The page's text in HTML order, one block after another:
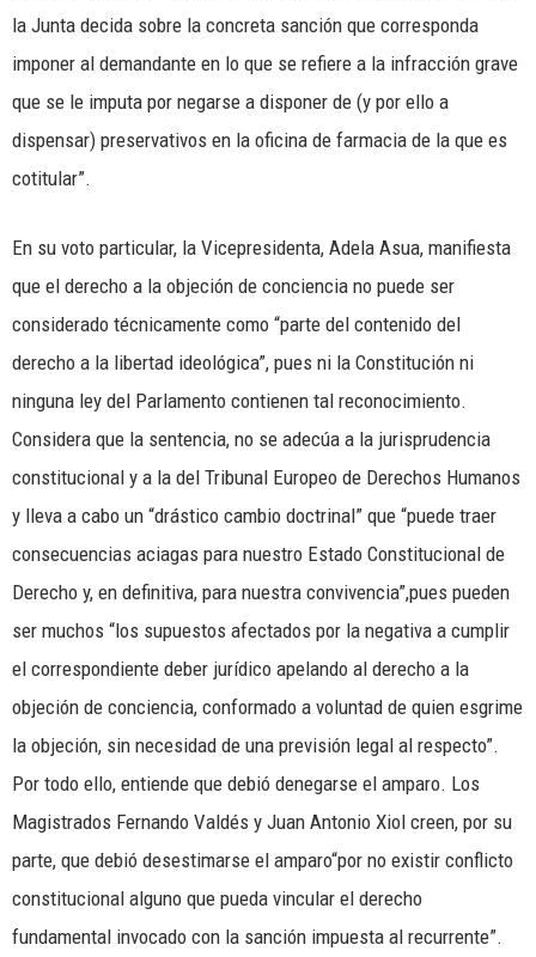
la Junta decida sobre la concreta sanción que corresponda
imponer al demandante en lo que se refiere a la infracción grave
que se le imputa por negarse a disponer de (y por ello a
dispensar) preservativos en la oficina de farmacia de la que es
cotitular”.
En su voto particular, la Vicepresidenta, Adela Asua, manifiesta
que el derecho a la objeción de conciencia no puede ser
considerado técnicamente como “parte del contenido del
derecho a la libertad ideológica”, pues ni la Constitución ni
ninguna ley del Parlamento contienen tal reconocimiento.
Considera que la sentencia, no se adecúa a la jurisprudencia
constitucional y a la del Tribunal Europeo de Derechos Humanos
y lleva a cabo un “drástico cambio doctrinal” que “puede traer
consecuencias aciagas para nuestro Estado Constitucional de
Derecho y, en definitiva, para nuestra convivencia”,pues pueden
ser muchos “los supuestos afectados por la negativa a cumplir
el correspondiente deber jurídico apelando al derecho a la
objeción de conciencia, conformado a voluntad de quien esgrime
la objeción, sin necesidad de una previsión legal al respecto”.
Por todo ello, entiende que debió denegarse el amparo. Los
Magistrados Fernando Valdés y Juan Antonio Xiol creen, por su
parte, que debió desestimarse el amparo“por no existir conflicto
constitucional alguno que pueda vincular el derecho
fundamental invocado con la sanción impuesta al recurrente”.